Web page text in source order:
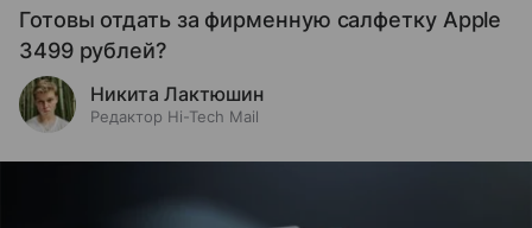
Готовы отдать за фирменную салфетку Apple
3499 рублей?
Никита Лактюшин
Редактор Hi-Tech Mail